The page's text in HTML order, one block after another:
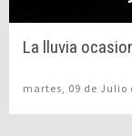
La lluvia
martes, 09 de Julio